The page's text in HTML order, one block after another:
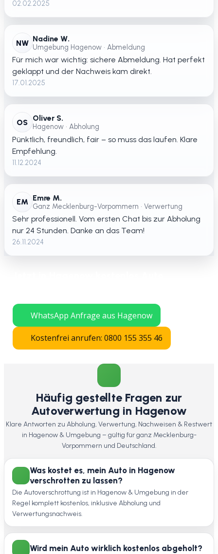
02.02.2025
NW Nadine W.
Umgebung Hagenow • Abmeldung
Für mich war wichtig: sichere Abmeldung. Hat perfekt
geklappt und der Nachweis kam direkt.
17.01.2025
OS Oliver S.
Hagenow • Abholung
Pünktlich, freundlich, fair – so muss das laufen. Klare
Empfehlung.
11.12.2024
EM Emre M.
Ganz Mecklenburg-Vorpommern • Verwertung
Sehr professionell. Vom ersten Chat bis zur Abholung
nur 24 Stunden. Danke an das Team!
26.11.2024
WhatsApp Anfrage aus Hagenow
Kostenfrei anrufen: 0800 155 355 46
Häufig gestellte Fragen zur
Autoverwertung in Hagenow
Klare Antworten zu Abholung, Verwertung, Nachweisen & Restwert
in Hagenow & Umgebung – gültig für ganz Mecklenburg-
Vorpommern und Deutschland.
Was kostet es, mein Auto in Hagenow
verschrotten zu lassen?
Die Autoverschrottung ist in Hagenow & Umgebung in der
Regel komplett kostenlos, inklusive Abholung und
Verwertungsnachweis.
Wird mein Auto wirklich kostenlos abgeholt?